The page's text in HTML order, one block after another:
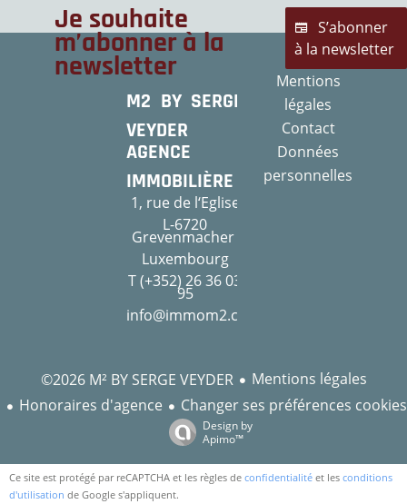
Je souhaite
m’abonner à la
newsletter
S’abonner
à la newsletter
M2 BY SERGE
VEYDER
AGENCE
IMMOBILIÈRE
1, rue de l‘Eglise
L-6720
Grevenmacher
Luxembourg
T (+352) 26 36 03
95
info@immom2.com
Mentions
légales
Contact
Données
personnelles
©2026 M² BY SERGE VEYDER
Mentions légales
Honoraires d'agence
Changer ses préférences cookies
Design by
Apimo™
Ce site est protégé par reCAPTCHA et les règles de confidentialité et les conditions
d'utilisation de Google s'appliquent.